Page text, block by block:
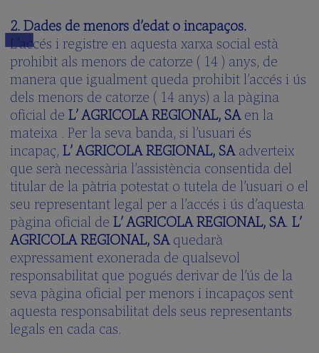
2. Dades de menors d’edat o incapaços.
L’accés i registre en aquesta xarxa social està
prohibit als menors de catorze ( 14 ) anys, de
manera que igualment queda prohibit l’accés i ús
dels menors de catorze ( 14 anys) a la pàgina
oficial de L’ AGRICOLA REGIONAL, SAen la
mateixa . Per la seva banda, si l’usuari és
incapaç, L’ AGRICOLA REGIONAL, SAadverteix
que serà necessària l’assistència consentida del
titular de la pàtria potestat o tutela de l’usuari o el
seu representant legal per a l’accés i ús d’aquesta
pàgina oficial de L’ AGRICOLA REGIONAL, SA. L’
AGRICOLA REGIONAL, SAquedarà
expressament exonerada de qualsevol
responsabilitat que pogués derivar de l’ús de la
seva pàgina oficial per menors i incapaços sent
aquesta responsabilitat dels seus representants
legals en cada cas.